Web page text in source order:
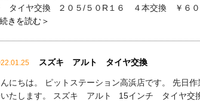
タイヤ交換 ２０５/５０R１６ ４本交換 ￥６
続きを読む＞
スズキ アルト タイヤ交換
んにちは。 ピットステーション高浜店です。 先日
たします。 スズキ アルト 15インチ タイヤ